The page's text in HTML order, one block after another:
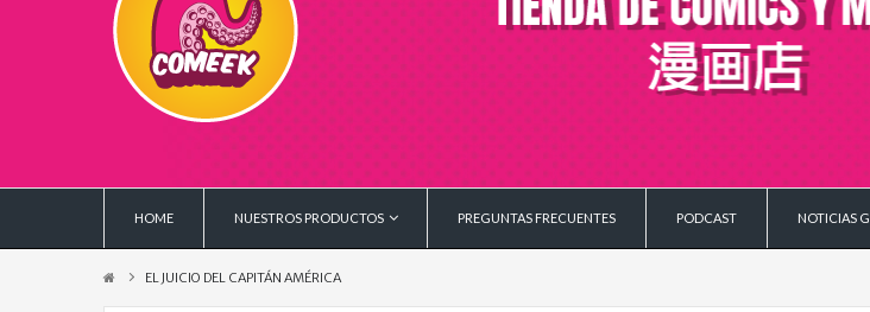
HOME NUESTROS PRODUCTOS PREGUNTAS FRECUENTES PODCAST NOTICIAS
EL JUICIO DEL CAPITÁN AMÉRICA